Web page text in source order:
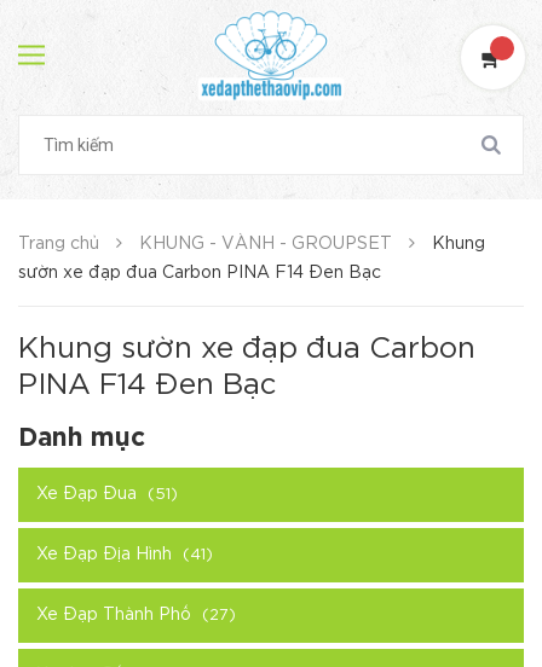
Trang chủ KHUNG - VÀNH - GROUPSET
Khung
sườn xe đạp đua Carbon PINA F14 Đen Bạc
Khung sườn xe đạp đua Carbon
PINA F14 Đen Bạc
Danh mục
Xe Đạp Đua (51)
Xe Đạp Địa Hình (41)
Xe Đạp Thành Phố (27)